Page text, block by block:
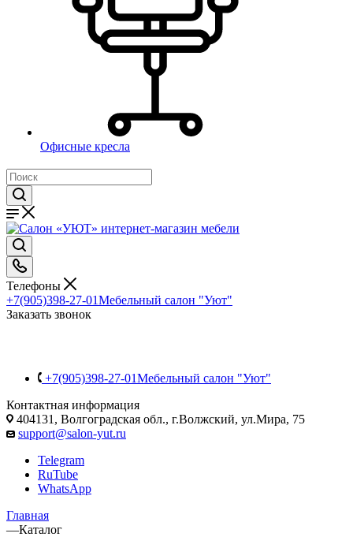
Офисные кресла
Телефоны
+7(905)398-27-01Мебельный салон "Уют"
Заказать звонок
+7(905)398-27-01Мебельный салон "Уют"
Контактная информация
404131, Волгоградская обл., г.Волжский, ул.Мира, 75
support@salon-yut.ru
Telegram
RuTube
WhatsApp
Главная
—Каталог